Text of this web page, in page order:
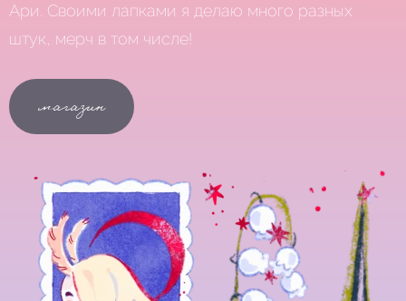
Ари. Своими лапками я делаю много разных
штук, мерч в том числе!
магазин